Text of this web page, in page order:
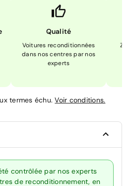
Qualité
Voitures reconditionnées
dans nos centres par nos
experts
termes échu.Voir conditions.
contrôlée par nos experts
de reconditionnement, en